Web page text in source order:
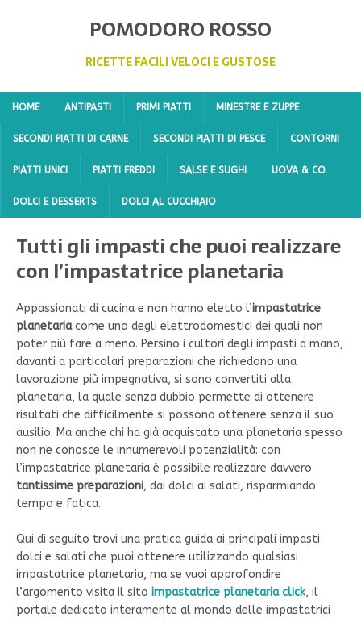
POMODORO ROSSO
RICETTE FACILI VELOCI E GUSTOSE
HOME ANTIPASTI PRIMI PIATTI MINESTRE E ZUPPE
SECONDI PIATTI DI CARNE SECONDI PIATTI DI PESCE CONTORNI
PIATTI UNICI PIATTI FREDDI SALSE E SUGHI UOVA & CO.
DOLCI E DESSERTS DOLCI AL CUCCHIAIO
Tutti gli impasti che puoi realizzare
con l’impastatrice planetaria
Appassionati di cucina e non hanno eletto l’impastatrice
planetariacome uno degli elettrodomestici dei quali non
poter più fare a meno. Persino i cultori degli impasti a mano,
davanti a particolari preparazioni che richiedono una
lavorazione più impegnativa, si sono convertiti alla
planetaria, la quale senza dubbio permette di ottenere
risultati che difficilmente si possono ottenere senza il suo
ausilio. Ma anche chi ha già acquistato una planetaria spesso
non ne conosce le innumerevoli potenzialità: con
l’impastatrice planetaria è possibile realizzare davvero
tantissime preparazioni, dai dolci ai salati, risparmiando
tempo e fatica.
Qui di seguito trovi una pratica guida ai principali impasti
dolci e salati che puoi ottenere utilizzando qualsiasi
impastatrice planetaria, ma se vuoi approfondire
l’argomento visita il sito impastatrice planetaria click, il
portale dedicato interamente al mondo delle impastatrici